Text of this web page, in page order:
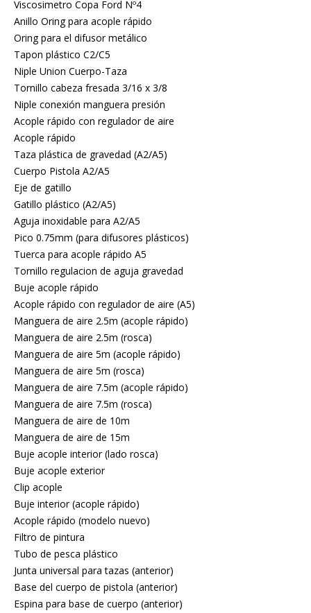
Viscosimetro Copa Ford Nº4
Anillo Oring para acople rápido
Oring para el difusor metálico
Tapon plástico C2/C5
Niple Union Cuerpo-Taza
Tornillo cabeza fresada 3/16 x 3/8
Niple conexión manguera presión
Acople rápido con regulador de aire
Acople rápido
Taza plástica de gravedad (A2/A5)
Cuerpo Pistola A2/A5
Eje de gatillo
Gatillo plástico (A2/A5)
Aguja inoxidable para A2/A5
Pico 0.75mm (para difusores plásticos)
Tuerca para acople rápido A5
Tornillo regulacion de aguja gravedad
Buje acople rápido
Acople rápido con regulador de aire (A5)
Manguera de aire 2.5m (acople rápido)
Manguera de aire 2.5m (rosca)
Manguera de aire 5m (acople rápido)
Manguera de aire 5m (rosca)
Manguera de aire 7.5m (acople rápido)
Manguera de aire 7.5m (rosca)
Manguera de aire de 10m
Manguera de aire de 15m
Buje acople interior (lado rosca)
Buje acople exterior
Clip acople
Buje interior (acople rápido)
Acople rápido (modelo nuevo)
Filtro de pintura
Tubo de pesca plástico
Junta universal para tazas (anterior)
Base del cuerpo de pistola (anterior)
Espina para base de cuerpo (anterior)